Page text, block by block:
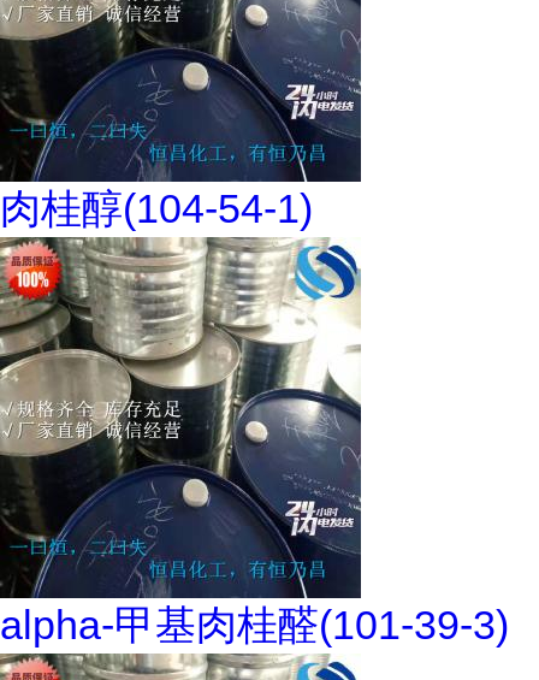
肉桂醇(104-54-1)
alpha-甲基肉桂醛(101-39-3)